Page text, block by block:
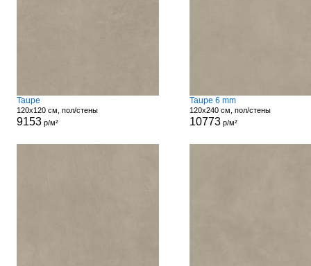
Taupe
120x120 см, пол/стены
9153р/м²
Taupe 6 mm
120x240 см, пол/стены
10773р/м²